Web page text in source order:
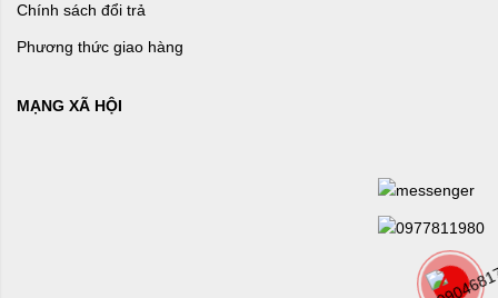
Chính sách đổi trả
Phương thức giao hàng
MẠNG XÃ HỘI